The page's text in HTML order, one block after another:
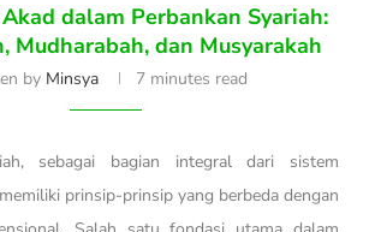
dalam Perbankan Syariah:
Mudharabah, dan Musyarakah
by Minsya 7 minutes read
sebagai bagian integral dari sistem
prinsip-prinsip yang berbeda dengan